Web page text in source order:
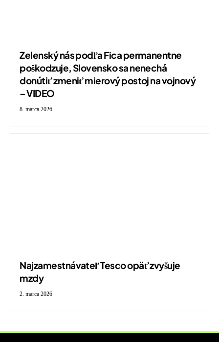
Zelenský nás podľa Fica permanentne
poškodzuje, Slovensko sa nenechá
donútiť zmeniť mierový postoj na vojnový
– VIDEO
8. marca 2026
Najzamestnávateľ Tesco opäť zvyšuje
mzdy
2. marca 2026